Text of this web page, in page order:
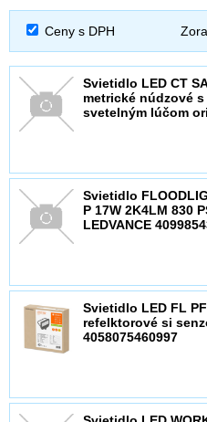
Ceny s DPH
Svietidlo LED CT
metrické núdzové
svetelným lúčom
Svietidlo
P 17W 2K4LM 830
LEDVANCE
Svietidlo LED FL
refelktorové si
4058075460997